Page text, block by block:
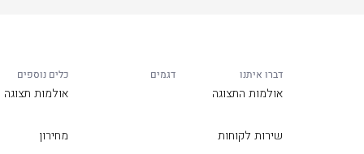
דברו איתנו
אולמות התצוגה
שירות לקוחות
דגמים כלים נוספים
אולמות תצוגה
מחירון